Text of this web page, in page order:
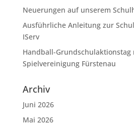
Neuerungen auf unserem
Ausführliche Anleitung zur
IServ
Handball-Grundschulaktionstag
Spielvereinigung Fürstenau
Archiv
Juni 2026
Mai 2026